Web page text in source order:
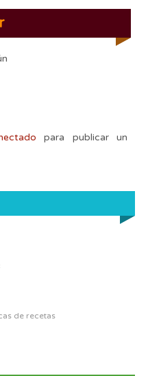
para publicar un
de recetas